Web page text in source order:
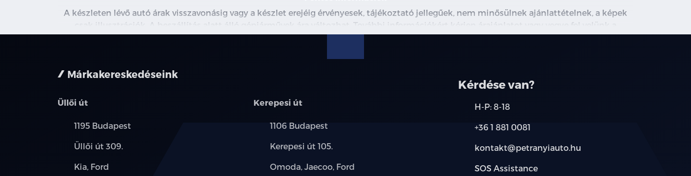
20" könnyűfém felni
Független hátsó felfüggesztés
Folyamatos csillapításvezérlésű felfüggesztés (CDC)
Elektromos csomagtérajtó
Sötétített hátsó oldalablakok és csomagtérablak
funkcióval)
A készleten lévő autó árak visszavonásig vagy a készlet erejéig érvényesek, tájékoztató jellegűek, nem minősülnek ajánlattételnek, a képek
csak illusztrációk. A beszállítás alatt álló gépjárművek ára változhat. További információkért kérjen árajánlatot vagy vegye fel velünk a
kapcsolatot. A használt autó beszámítás részleteiről, kérjük, érdeklődjön munkatársainknál. A meghirdetett induló THM tájékoztató jellegű,
Márkakereskedéseink
Üllői út
Település:
1195 Budapest
Cím:
Üllői út 309.
Márkák:
Kia, Ford
Kerepesi út
Település:
1106 Budapest
Cím:
Kerepesi út 105.
Márkák:
Omoda, Jaecoo, Ford
Kérdése van?
H-P: 8-18
+36 1 881 0081
kontakt@petranyiauto.hu
SOS Assistance